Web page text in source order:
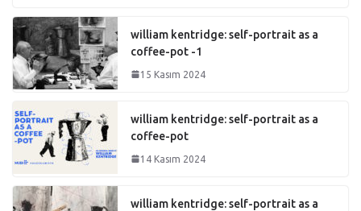
william kentridge: self-portrait as a
coffee-pot -1
15 Kasım 2024
william kentridge: self-portrait as a
coffee-pot
14 Kasım 2024
william kentridge: self-portrait as a